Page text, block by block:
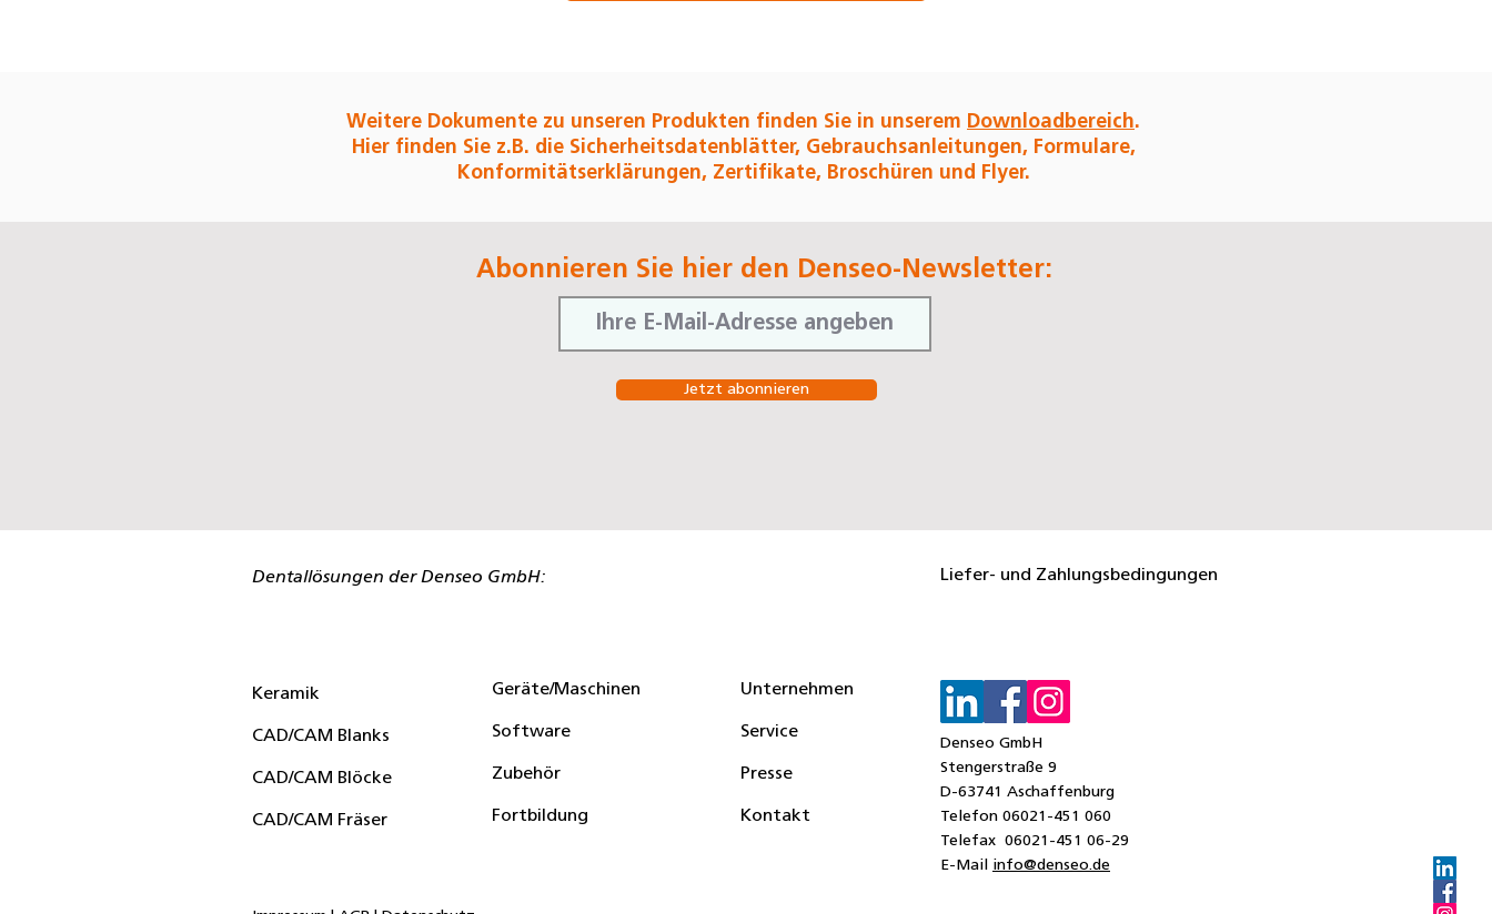
Weitere Dokumente zu unseren Produkten finden Sie in unserem Downloadbereich.
Hier finden Sie z.B. die Sicherheitsdatenblätter, Gebrauchsanleitungen, Formulare,
Konformitätserklärungen, Zertifikate, Broschüren und Flyer.
Abonnieren Sie hier den Denseo-Newsletter:
Jetzt abonnieren
Dentallösungen der Denseo GmbH: Liefer- und Zahlungsbedingungen
Keramik
CAD/CAM Blanks
CAD/CAM Blöcke
CAD/CAM Fräser
Geräte/Maschinen
Software
Zubehör
Fortbildung
Unternehmen
Service
Presse
Kontakt
Denseo GmbH
Stengerstraße 9
D-63741 Aschaffenburg
Telefon 06021-451 060
Telefax 06021-451 06-29
E-Mail info@denseo.de